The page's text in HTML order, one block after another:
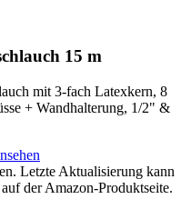
15 m
mit 3-fach Latexkern, 8
+ Wandhalterung, 1/2" &
Letzte Aktualisierung kann
der Amazon-Produktseite.